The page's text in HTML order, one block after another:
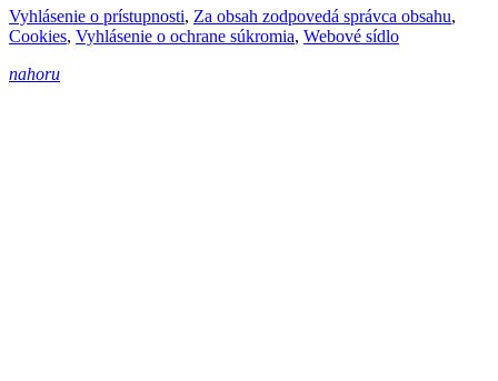
Vyhlásenie o prístupnosti, Za obsah zodpovedá správca obsahu,
Cookies, Vyhlásenie o ochrane súkromia, Webové sídlo
nahoru